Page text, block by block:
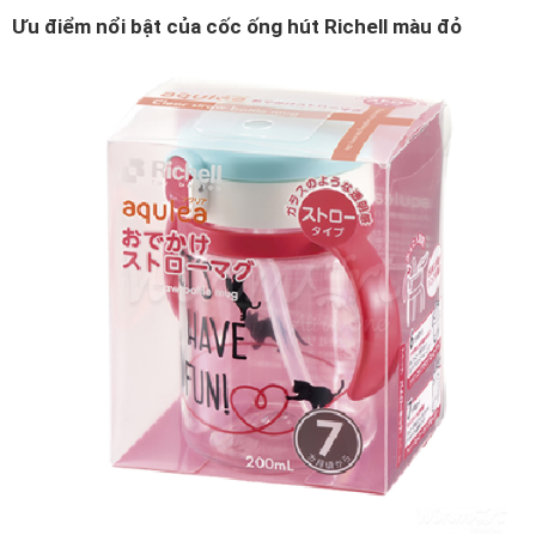
Ưu điểm nổi bật của cốc ống hút Richell màu đỏ